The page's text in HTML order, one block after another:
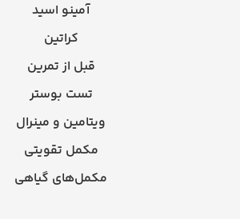
آمینو اسید
کراتین
قبل از تمرین
تست بوستر
ویتامین و مینرال
مکمل تقویتی
مکمل‌های گیاهی